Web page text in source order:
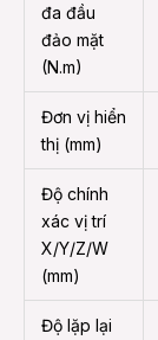
đa đầu
đảo mặt
(N.m)
Đơn vị hiển
thị (mm)
Độ chính
xác vị trí
X/Y/Z/W
(mm)
Độ lặp lại